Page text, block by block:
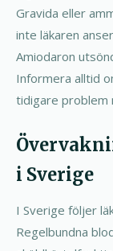
Gravida eller
inte läkaren
Amiodaron
Informera alltid
tidigare problem
i Sverige
I Sverige följer
Regelbundna